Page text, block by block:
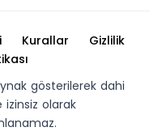
Kurallar
Gizlilik
gösterilerek dahi
izinsiz olarak